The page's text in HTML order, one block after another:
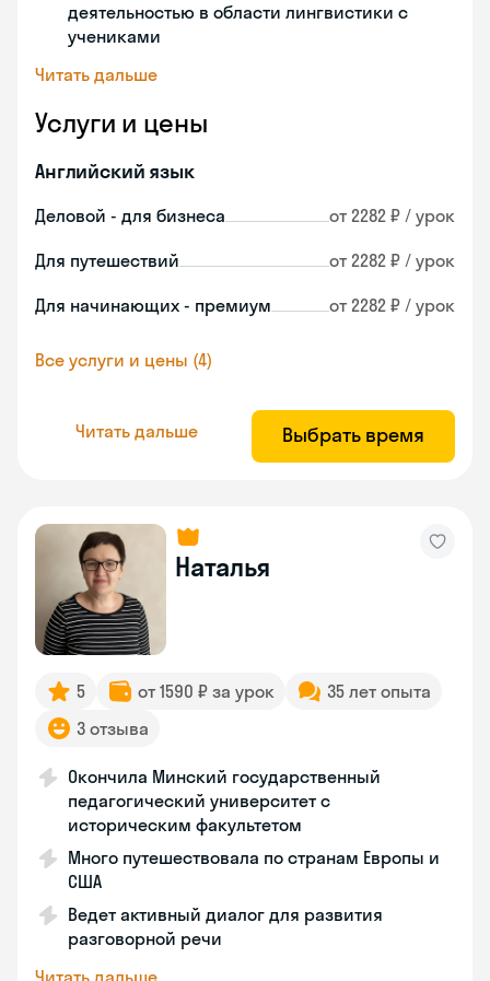
деятельностью в области лингвистики с
учениками
Читать дальше
Услуги и цены
Английский язык
Деловой - для бизнеса от 2282 ₽ / урок
Для путешествий от 2282 ₽ / урок
Для начинающих - премиум от 2282 ₽ / урок
Все услуги и цены (4)
Читать дальше Выбрать время
Наталья
5 от 1590 ₽ за урок
35 лет опыта
3 отзыва
Окончила Минский государственный
педагогический университет с
историческим факультетом
Много путешествовала по странам Европы и
США
Ведет активный диалог для развития
разговорной речи
Читать дальше